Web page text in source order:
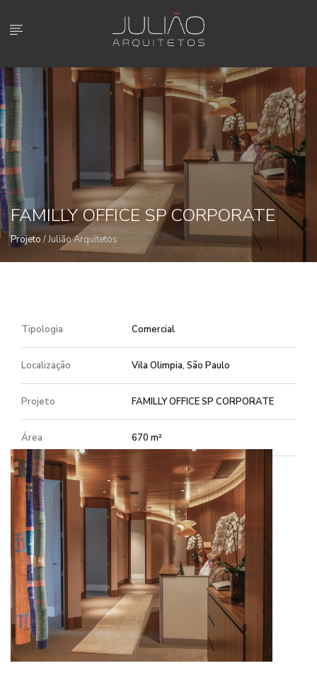
FAMILLY OFFICE SP CORPORATE
Projeto / Julião Arquitetos
Tipologia Comercial
Localização Vila Olimpia, São Paulo
Projeto FAMILLY OFFICE SP CORPORATE
Área 670 m²